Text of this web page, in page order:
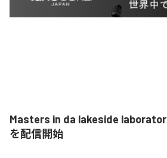
Masters in da lakeside laboratory
を配信開始